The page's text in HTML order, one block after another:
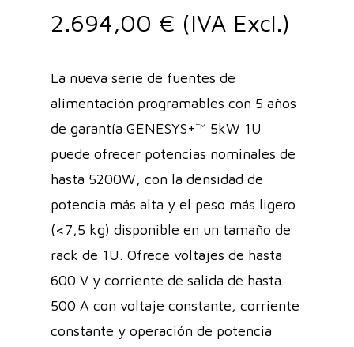
2.694,00 € (IVA Excl.)
La nueva serie de fuentes de
alimentación programables con 5 años
de garantía GENESYS+™ 5kW 1U
puede ofrecer potencias nominales de
hasta 5200W, con la densidad de
potencia más alta y el peso más ligero
(<7,5 kg) disponible en un tamaño de
rack de 1U. Ofrece voltajes de hasta
600 V y corriente de salida de hasta
500 A con voltaje constante, corriente
constante y operación de potencia